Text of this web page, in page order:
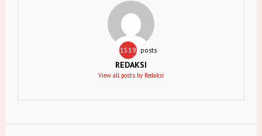
1519 posts
REDAKSI
View all posts by Redaksi